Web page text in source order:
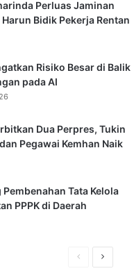
Perluas Jaminan
Bidik Pekerja Rentan
Risiko Besar di Balik
pada AI
Dua Perpres, Tukin
Pegawai Kemhan Naik
Pembenahan Tata Kelola
PPPK di Daerah
HalamanHalaman